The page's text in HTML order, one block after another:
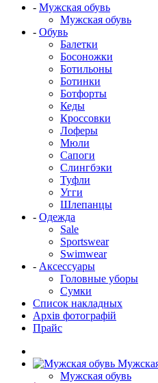
- Мужская обувь
Мужская обувь
- Обувь
Балетки
Босоножки
Ботильоны
Ботинки
Ботфорты
Кеды
Кроссовки
Лоферы
Мюли
Сапоги
Слингбэки
Туфли
Угги
Шлепанцы
- Одежда
Sale
Sportswear
Swimwear
- Аксессуары
Головные уборы
Сумки
Список накладных
Архів фотографій
Прайс
Мужская обувь